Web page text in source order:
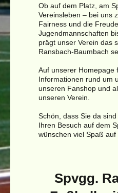
Ob auf dem Platz, am
Vereinsleben – bei uns
Fairness und die
Jugendmannschaften
prägt unser Verein das
Ransbach-Baumbach
Auf unserer Homepage
Informationen rund um
unseren Fanshop und
unseren Verein.
Schön, dass Sie da
Ihren Besuch auf dem
wünschen viel Spaß
Spvgg.